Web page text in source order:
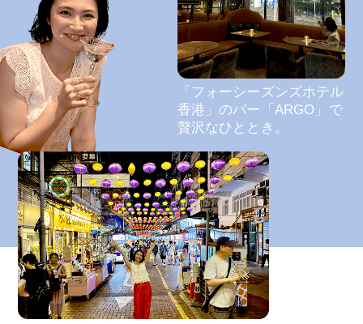
「フォーシーズンズホテル
香港」のバー「ARGO」で
贅沢なひととき。